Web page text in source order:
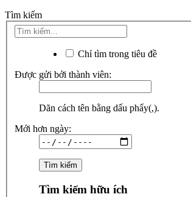
Tìm kiếm
Chỉ tìm trong tiêu đề
Được gửi bởi thành viên:
Dãn cách tên bằng dấu phẩy(,).
Mới hơn ngày:
Tìm kiếm hữu ích